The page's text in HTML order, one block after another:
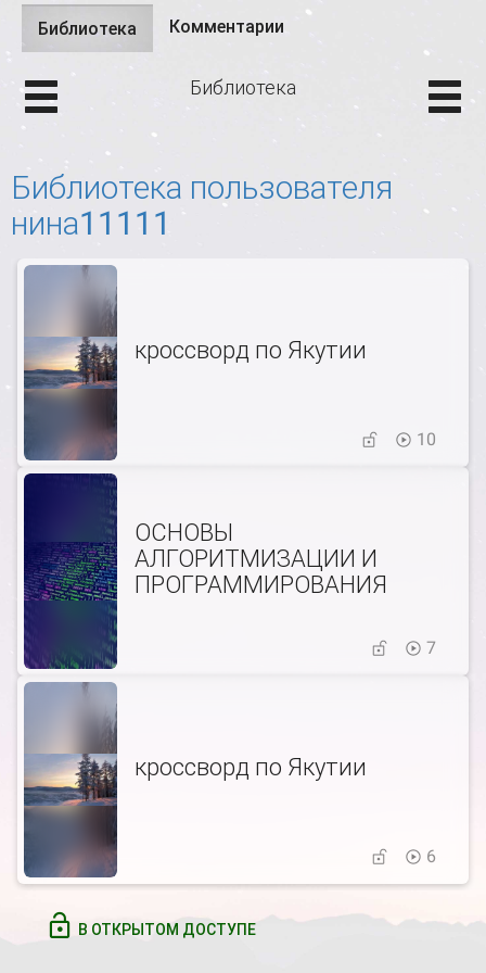
Главные вкладки
Библиотека (активная
вкладка)
Комментарии
Библиотека
Библиотека пользователя
нина11111
кроссворд по Якутии
10
ОСНОВЫ
АЛГОРИТМИЗАЦИИ И
ПРОГРАММИРОВАНИЯ
7
кроссворд по Якутии
6
В ОТКРЫТОМ ДОСТУПЕ